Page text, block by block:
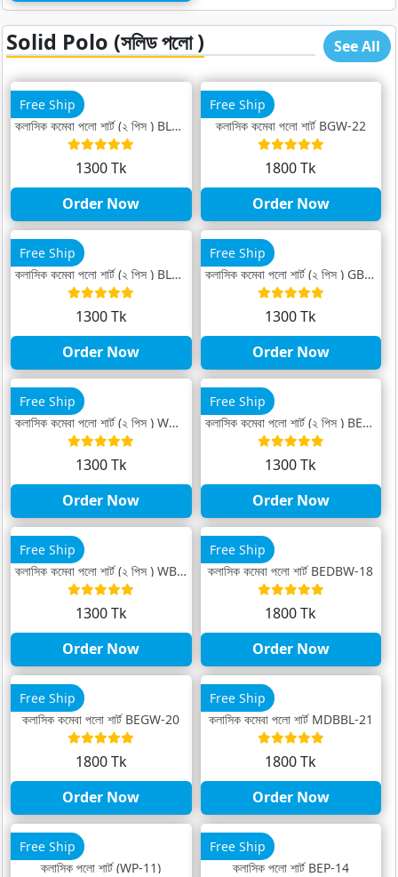
Solid Polo (সলিড পলো ) See All
Free Ship
ক্লাসিক কম্বো পলো শার্ট (২ পিস ) BLM-22
1300 Tk
Order Now
Free Ship
ক্লাসিক কম্বো পলো শার্ট BGW-22
1800 Tk
Order Now
Free Ship
ক্লাসিক কম্বো পলো শার্ট (২ পিস ) BLB-23
1300 Tk
Order Now
Free Ship
ক্লাসিক কম্বো পলো শার্ট (২ পিস ) GBL-24
1300 Tk
Order Now
Free Ship
ক্লাসিক কম্বো পলো শার্ট (২ পিস ) WM-25
1300 Tk
Order Now
Free Ship
ক্লাসিক কম্বো পলো শার্ট (২ পিস ) BEM-26
1300 Tk
Order Now
Free Ship
ক্লাসিক কম্বো পলো শার্ট (২ পিস ) WBL-27
1300 Tk
Order Now
Free Ship
ক্লাসিক কম্বো পলো শার্ট BEDBW-18
1800 Tk
Order Now
Free Ship
ক্লাসিক কম্বো পলো শার্ট BEGW-20
1800 Tk
Order Now
Free Ship
ক্লাসিক কম্বো পলো শার্ট MDBBL-21
1800 Tk
Order Now
Free Ship
ক্লাসিক পলো শার্ট (WP-11)
Free Ship
ক্লাসিক পলো শার্ট BEP-14